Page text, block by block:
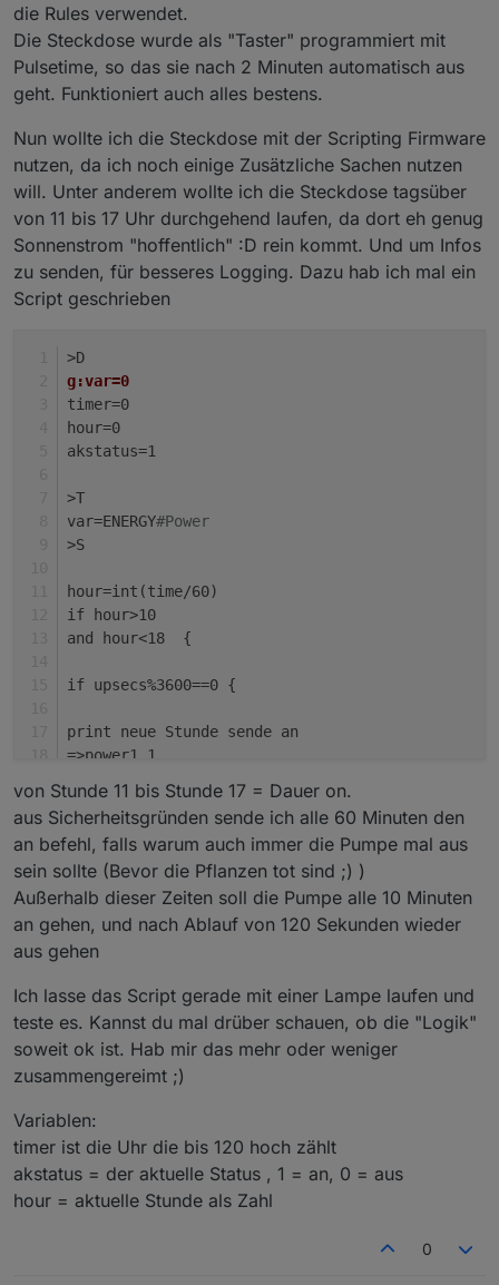
die Rules verwendet.
Die Steckdose wurde als "Taster" programmiert mit
Pulsetime, so das sie nach 2 Minuten automatisch aus
geht. Funktioniert auch alles bestens.
Nun wollte ich die Steckdose mit der Scripting Firmware
nutzen, da ich noch einige Zusätzliche Sachen nutzen
will. Unter anderem wollte ich die Steckdose tagsüber
von 11 bis 17 Uhr durchgehend laufen, da dort eh genug
Sonnenstrom "hoffentlich" :D rein kommt. Und um Infos
zu senden, für besseres Logging. Dazu hab ich mal ein
Script geschrieben
>D
g:var=0
timer=0
hour=0
akstatus=1
>T
var=ENERGY#Power
>S
hour=int(time/60)
if hour>10
and hour<18  {
if upsecs%3600==0 {
print neue Stunde sende an
=>power1 1
} else {
if upsecs%600==0 {
akstatus=1
timer=0
=>power1 1
timer+=1
if timer>120 {
timer=0
akstatus=0
von Stunde 11 bis Stunde 17 = Dauer on.
aus Sicherheitsgründen sende ich alle 60 Minuten den
an befehl, falls warum auch immer die Pumpe mal aus
sein sollte (Bevor die Pflanzen tot sind ;) )
Außerhalb dieser Zeiten soll die Pumpe alle 10 Minuten
an gehen, und nach Ablauf von 120 Sekunden wieder
aus gehen
Ich lasse das Script gerade mit einer Lampe laufen und
teste es. Kannst du mal drüber schauen, ob die "Logik"
soweit ok ist. Hab mir das mehr oder weniger
zusammengereimt ;)
Variablen:
timer ist die Uhr die bis 120 hoch zählt
akstatus = der aktuelle Status , 1 = an, 0 = aus
hour = aktuelle Stunde als Zahl
0